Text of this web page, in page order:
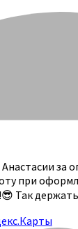
за
при
Так